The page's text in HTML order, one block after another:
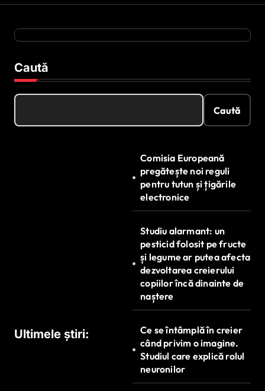
Caută
Caută
Ultimele știri:
Comisia Europeană
pregătește noi reguli
pentru tutun și țigările
electronice
Studiu alarmant: un
pesticid folosit pe fructe
și legume ar putea afecta
dezvoltarea creierului
copiilor încă dinainte de
naștere
Ce se întâmplă în creier
când privim o imagine.
Studiul care explică rolul
neuronilor